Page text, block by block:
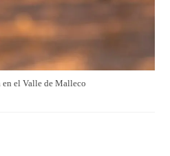
el Valle de Malleco